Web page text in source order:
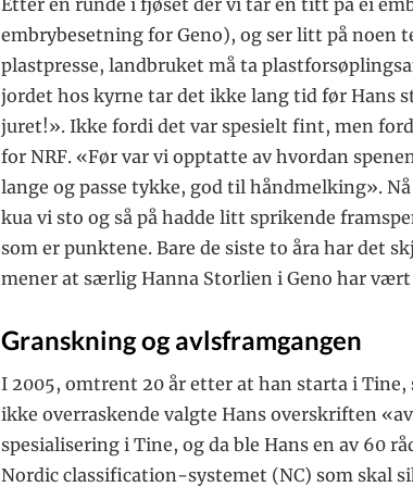
embrybesetning for Geno), og ser litt på noen
plastpresse, landbruket må ta
jordet hos kyrne tar det ikke lang tid før Hans
juret!». Ikke fordi det var spesielt fint, men
for NRF. «Før var vi opptatte av hvordan
lange og passe tykke, god til håndmelking».
kua vi sto og så på hadde litt sprikende
som er punktene. Bare de siste to åra har det
mener at særlig Hanna Storlien i Geno har
Granskning og avlsframgangen
I 2005, omtrent 20 år etter at han starta i
ikke overraskende valgte Hans overskriften
spesialisering i Tine, og da ble Hans en av 60
Nordic classification-systemet (NC) som skal